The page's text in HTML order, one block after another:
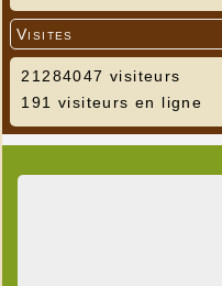
Visites
21284047 visiteurs
191 visiteurs en ligne